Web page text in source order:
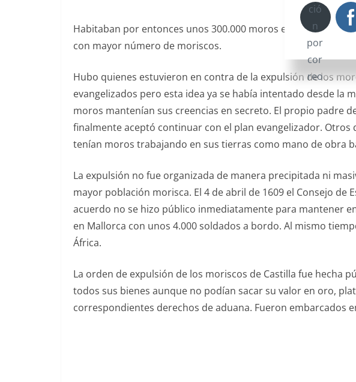
Habitaban por entonces unos 300.000 moros en España, de
con mayor número de moriscos.
Hubo quienes estuvieron en contra de la expulsión de los
evangelizados pero esta idea ya se había intentado desde la
moros mantenían sus creencias en secreto. El propio padre
finalmente aceptó continuar con el plan evangelizador.
tenían moros trabajando en sus tierras como mano de obra
La expulsión no fue organizada de manera precipitada ni
mayor población morisca. El 4 de abril de 1609 el Consejo
acuerdo no se hizo público inmediatamente para mantener
en Mallorca con unos 4.000 soldados a bordo. Al mismo
África.
La orden de expulsión de los moriscos de Castilla fue hecha
todos sus bienes aunque no podían sacar su valor en oro,
correspondientes derechos de aduana. Fueron embarcados